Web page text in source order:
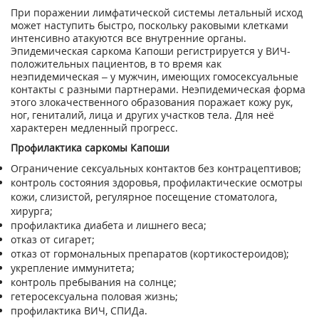
При поражении лимфатической системы летальный исход
может наступить быстро, поскольку раковыми клетками
интенсивно атакуются все внутренние органы.
Эпидемическая саркома Капоши регистрируется у ВИЧ-
положительных пациентов, в то время как
неэпидемическая – у мужчин, имеющих гомосексуальные
контакты с разными партнерами. Неэпидемическая форма
этого злокачественного образования поражает кожу рук,
ног, гениталий, лица и других участков тела. Для неё
характерен медленный прогресс.
Профилактика саркомы Капоши
Ограничение сексуальных контактов без контрацептивов;
контроль состояния здоровья, профилактические осмотры
кожи, слизистой, регулярное посещение стоматолога,
хирурга;
профилактика диабета и лишнего веса;
отказ от сигарет;
отказ от гормональных препаратов (кортикостероидов);
укрепление иммунитета;
контроль пребывания на солнце;
гетеросексуальна половая жизнь;
профилактика ВИЧ, СПИДа.